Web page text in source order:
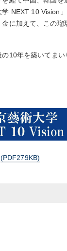
NEXT 10 Vision
に加えて、この瑠
10年を築いてまい
(PDF279KB)